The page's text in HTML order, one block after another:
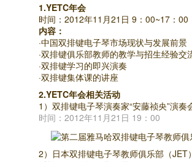
1.YETC年会
时间：2012年11月21日 9：00~17：00
内容：
·中国双排键电子琴市场现状与发展前景
·双排键俱乐部教师的教学与招生经验交
·双排键学习的即兴演奏
·双排键集体课的讲座
2.YETC年会相关活动
1）双排键电子琴演奏家“安藤祯央”演奏
时间：2012年11月21日 19：00
2）日本双排键电子琴教师俱乐部（JET